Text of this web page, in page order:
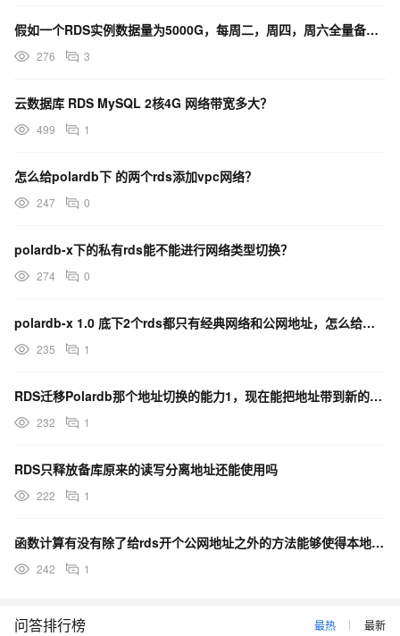
假如一个RDS实例数据量为5000G，每周二，周四，周六全量备份，备份保留7天。费用多少？
276 3
云数据库 RDS MySQL 2核4G 网络带宽多大？
499 1
怎么给polardb下 的两个rds添加vpc网络？
247 0
polardb-x下的私有rds能不能进行网络类型切换？
274 0
polardb-x 1.0 底下2个rds都只有经典网络和公网地址，怎么给添加vpc网络？
235 1
RDS迁移Polardb那个地址切换的能力1，现在能把地址带到新的集群地址了吗？
232 1
RDS只释放备库原来的读写分离地址还能使用吗
222 1
函数计算有没有除了给rds开个公网地址之外的方法能够使得本地的函数能连接vpc上的rds实例呢？
242 1
问答排行榜 最热 最新